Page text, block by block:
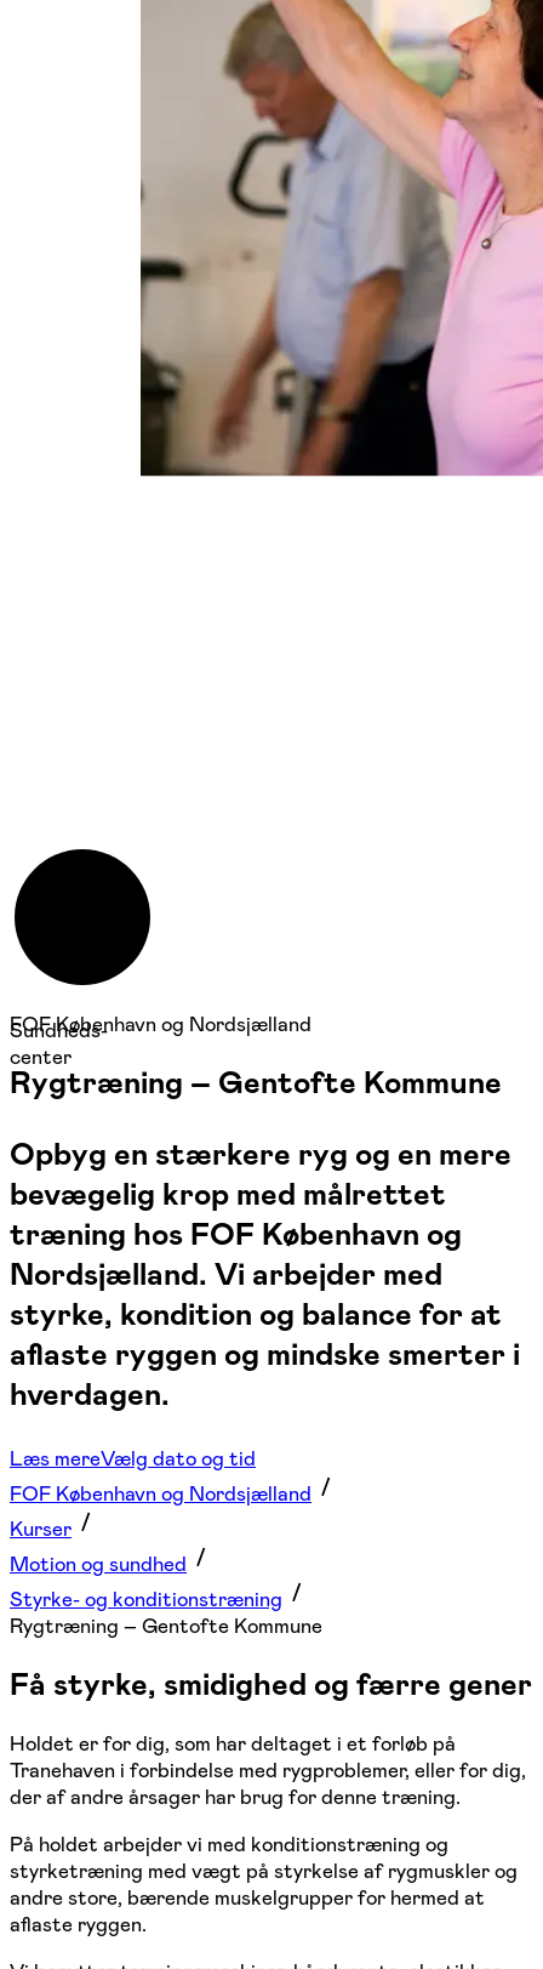
Sundheds-
center
FOF København og Nordsjælland
Rygtræning – Gentofte Kommune
Opbyg en stærkere ryg og en mere
bevægelig krop med målrettet
træning hos FOF København og
Nordsjælland. Vi arbejder med
styrke, kondition og balance for at
aflaste ryggen og mindske smerter i
hverdagen.
Læs mereVælg dato og tid
FOF København og Nordsjælland
Kurser
Motion og sundhed
Styrke- og konditionstræning
Rygtræning – Gentofte Kommune
Få styrke, smidighed og færre gener
Holdet er for dig, som har deltaget i et forløb på
Tranehaven i forbindelse med rygproblemer, eller for dig,
der af andre årsager har brug for denne træning.
På holdet arbejder vi med konditionstræning og
styrketræning med vægt på styrkelse af rygmuskler og
andre store, bærende muskelgrupper for hermed at
aflaste ryggen.